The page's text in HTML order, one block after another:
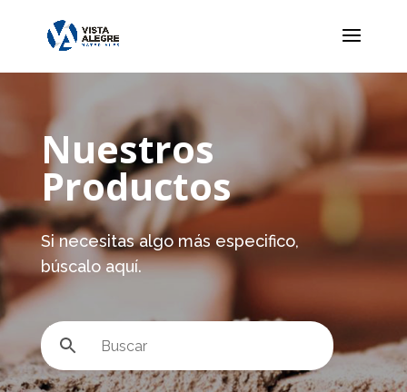
Nuestros
Productos
Si necesitas algo más especifico,
búscalo aquí.